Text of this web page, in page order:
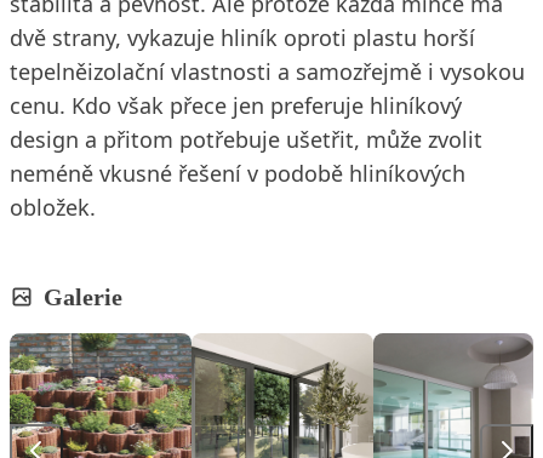
dvě strany, vykazuje hliník oproti plastu horší
tepelněizolační vlastnosti a samozřejmě i vysokou
cenu. Kdo však přece jen preferuje hliníkový
design a přitom potřebuje ušetřit, může zvolit
neméně vkusné řešení v podobě hliníkových
obložek.
Galerie